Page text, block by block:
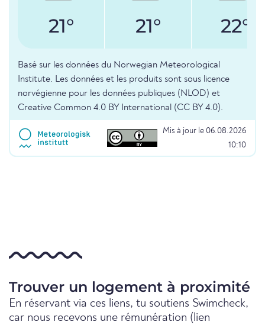
21° 21° 22°
Basé sur les données du Norwegian Meteorological
Institute. Les données et les produits sont sous licence
norvégienne pour les données publiques (NLOD) et
Creative Common 4.0 BY International (CC BY 4.0).
Mis à jour le 06.08.2026
10:10
Trouver un logement à proximité
En réservant via ces liens, tu soutiens Swimcheck,
car nous recevons une rémunération (lien